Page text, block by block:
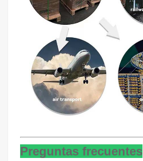
Preguntas frecuentes